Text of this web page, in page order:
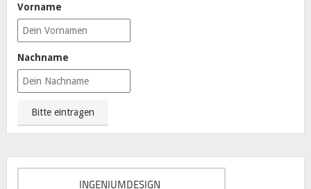
Vorname
Nachname